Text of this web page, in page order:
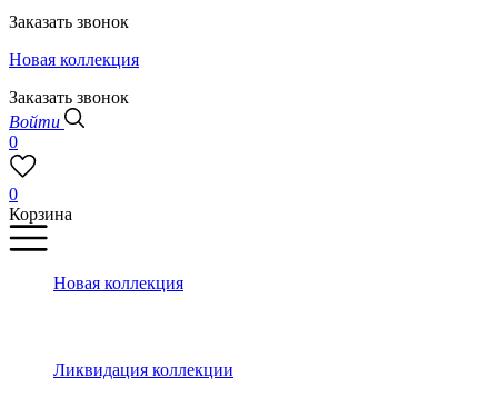
Заказать звонок
Новая коллекция
Заказать звонок
Войти
0
0
Корзина
Новая коллекция
Ликвидация коллекции